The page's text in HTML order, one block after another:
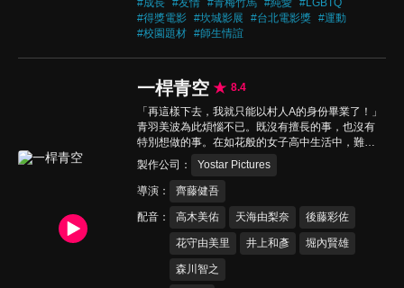
#成長 #友情 #青梅竹馬 #純愛 #LGBTQ
#得獎電影 #坎城影展 #台北電影獎 #運動
#校園題材 #師生情誼
一桿青空
8.4
「再這樣下去，我就只能以村人A的身份畢業了！」
青羽美波為此煩惱不已。既沒有擅長的事，也沒有
特別想做的事。在如花般的女子高中生活中，難道
就要以這種不起眼的路人角色結束嗎！？為了尋找
屬於自己的「特別中的特別」，美波衝出校園。偶
然間，她來到了附近的高爾夫練習場。在那裡，她
「全能球桿」。這便是美波與高爾夫的命運邂逅。
與天才型高爾夫球手遙，以及夢想成為網紅的星美
彩花一同，美波開始追尋屬於自己「主角」的瞬
間！超級新手的美波，今天也揮起了球桿！
製作公司 Yostar Pictures
導演 齊藤健吾
配音 高木美佑 天海由梨奈 後藤彩佐
花守由美里 井上和彥 堀內賢雄
森川智之